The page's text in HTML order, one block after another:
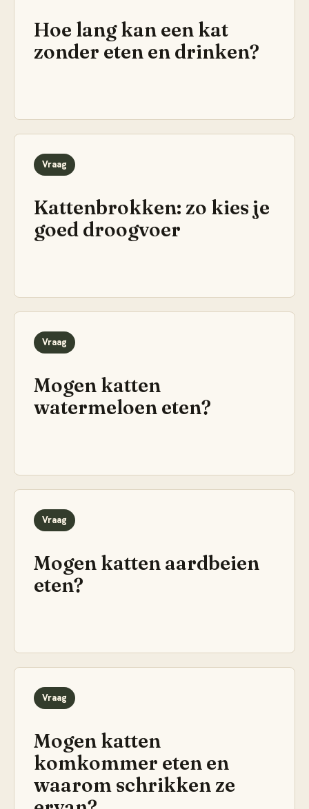
Hoe lang kan een kat
zonder eten en drinken?
Vraag
Kattenbrokken: zo kies je
goed droogvoer
Vraag
Mogen katten
watermeloen eten?
Vraag
Mogen katten aardbeien
eten?
Vraag
Mogen katten
komkommer eten en
waarom schrikken ze